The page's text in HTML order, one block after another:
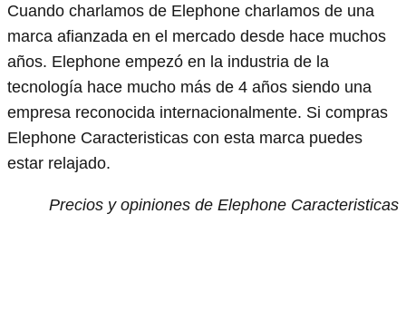
Cuando charlamos de Elephone charlamos de una
marca afianzada en el mercado desde hace muchos
años. Elephone empezó en la industria de la
tecnología hace mucho más de 4 años siendo una
empresa reconocida internacionalmente. Si compras
Elephone Caracteristicas con esta marca puedes
estar relajado.
Precios y opiniones de Elephone Caracteristicas